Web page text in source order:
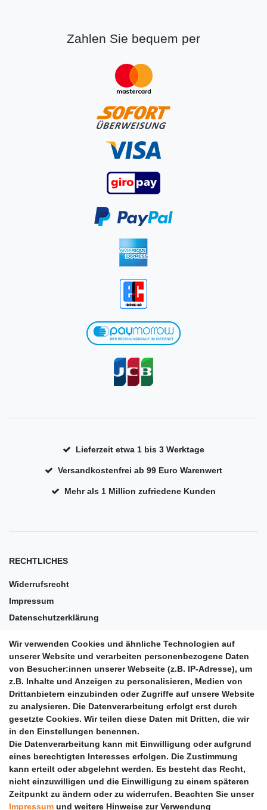
Zahlen Sie bequem per
Lieferzeit etwa 1 bis 3 Werktage
Versandkostenfrei ab 99 Euro Warenwert
Mehr als 1 Million zufriedene Kunden
RECHTLICHES
Widerrufsrecht
Impressum
Datenschutzerklärung
Barrierefreiheit
Anleitungen
Vertrag widerrufen
PARTNER
DHL
GLS
PaketPLUS
Wir verwenden Cookies und ähnliche Technologien auf
unserer Website und verarbeiten personenbezogene Daten
von Besucher:innen unserer Webseite (z.B. IP-Adresse), um
z.B. Inhalte und Anzeigen zu personalisieren, Medien von
Drittanbietern einzubinden oder Zugriffe auf unsere Website
zu analysieren. Die Datenverarbeitung erfolgt erst durch
gesetzte Cookies. Wir teilen diese Daten mit Dritten, die wir
in den Einstellungen benennen.
Die Datenverarbeitung kann mit Einwilligung oder aufgrund
eines berechtigten Interesses erfolgen. Die Zustimmung
kann erteilt oder abgelehnt werden. Es besteht das Recht,
nicht einzuwilligen und die Einwilligung zu einem späteren
Zeitpunkt zu ändern oder zu widerrufen. Beachten Sie unser
Impressum und weitere Hinweise zur Verwendung